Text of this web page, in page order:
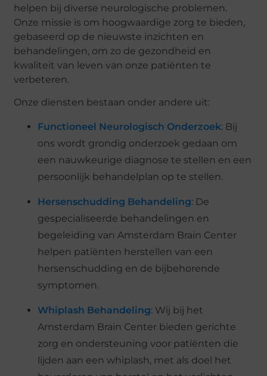
helpen bij diverse neurologische problemen.
Onze missie is om hoogwaardige zorg te bieden,
gebaseerd op de nieuwste inzichten en
behandelingen, om zo de gezondheid en
kwaliteit van leven van onze patiënten te
verbeteren.
Onze diensten bestaan onder andere uit:
Functioneel Neurologisch Onderzoek: Bij
ons wordt grondig onderzoek gedaan om
een nauwkeurige diagnose te stellen en een
persoonlijk behandelplan op te stellen.
Hersenschudding Behandeling: De
gespecialiseerde behandelingen en
begeleiding van Amsterdam Brain Center
helpen patiënten herstellen van een
hersenschudding en de bijbehorende
symptomen.
Whiplash Behandeling: Wij bij het
Amsterdam Brain Center bieden gerichte
zorg en ondersteuning voor patiënten die
lijden aan een whiplash, met als doel het